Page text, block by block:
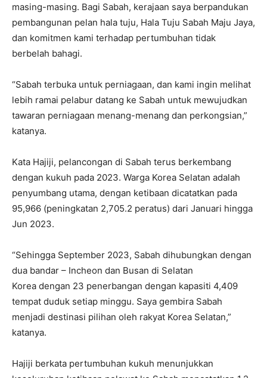
masing-masing. Bagi Sabah, kerajaan saya berpandukan
pembangunan pelan hala tuju, Hala Tuju Sabah Maju Jaya,
dan komitmen kami terhadap pertumbuhan tidak
berbelah bahagi.
“Sabah terbuka untuk perniagaan, dan kami ingin melihat
lebih ramai pelabur datang ke Sabah untuk mewujudkan
tawaran perniagaan menang-menang dan perkongsian,”
katanya.
Kata Hajiji, pelancongan di Sabah terus berkembang
dengan kukuh pada 2023. Warga Korea Selatan adalah
penyumbang utama, dengan ketibaan dicatatkan pada
95,966 (peningkatan 2,705.2 peratus) dari Januari hingga
Jun 2023.
“Sehingga September 2023, Sabah dihubungkan dengan
dua bandar – Incheon dan Busan di Selatan
Korea dengan 23 penerbangan dengan kapasiti 4,409
tempat duduk setiap minggu. Saya gembira Sabah
menjadi destinasi pilihan oleh rakyat Korea Selatan,”
katanya.
Hajiji berkata pertumbuhan kukuh menunjukkan